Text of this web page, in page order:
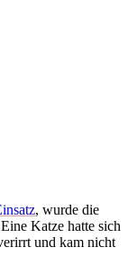
, wurde die
Katze hatte sich
und kam nicht